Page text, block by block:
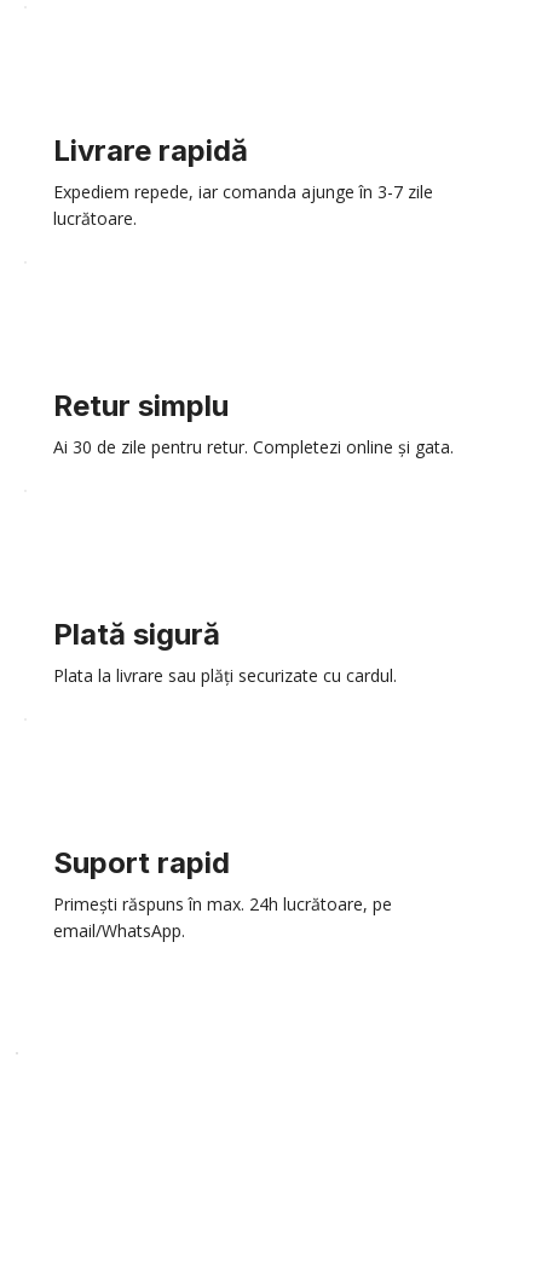
Livrare rapidă
Expediem repede, iar comanda ajunge în 3-7 zile
lucrătoare.
Retur simplu
Ai 30 de zile pentru retur. Completezi online și gata.
Plată sigură
Plata la livrare sau plăți securizate cu cardul.
Suport rapid
Primești răspuns în max. 24h lucrătoare, pe
email/WhatsApp.